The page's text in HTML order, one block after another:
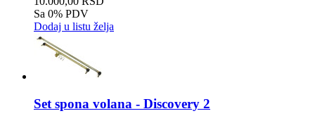
Sa 0% PDV
Dodaj u listu želja
Set spona volana - Discovery 2